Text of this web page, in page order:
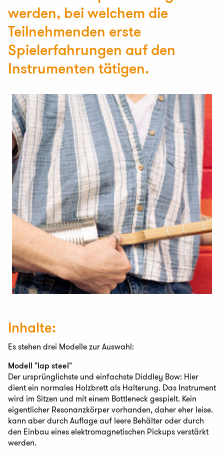
werden, bei welchem die
Teilnehmenden erste
Spielerfahrungen auf den
Instrumenten tätigen.
Inhalte:
Es stehen drei Modelle zur Auswahl:
Modell "lap steel"
Der ursprünglichste und einfachste Diddley Bow: Hier
dient ein normales Holzbrett als Halterung. Das Instrument
wird im Sitzen und mit einem Bottleneck gespielt. Kein
eigentlicher Resonanzkörper vorhanden, daher eher leise.
kann aber durch Auflage auf leere Behälter oder durch
den Einbau eines elektromagnetischen Pickups verstärkt
werden.